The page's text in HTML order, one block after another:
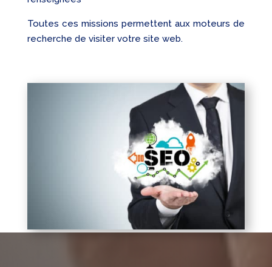
Toutes ces missions permettent aux moteurs de
recherche de visiter votre site web.